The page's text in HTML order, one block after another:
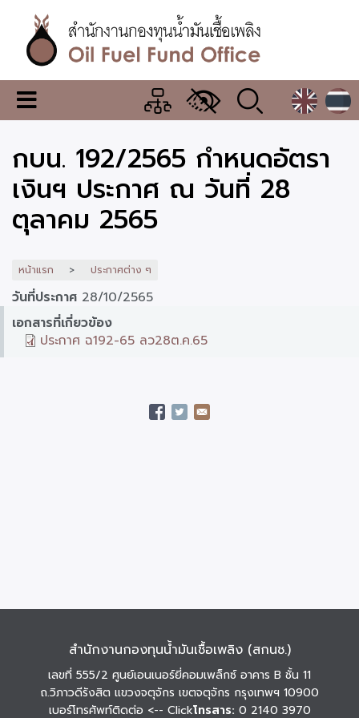
เนื้อหา
หลักสำนักงาน
กองทุน
น้ำมัน
เชื้อ
เพลิง
เมนู
เปลี่ยน
แสดง
ผล
กบน. 192/2565 กำหนดอัตรา
เงินฯ ประกาศ ณ วันที่ 28
ตุลาคม 2565
หน้าแรก ประกาศต่าง ๆ
วันที่ประกาศ 28/10/2565
เอกสารที่เกี่ยวข้อง
ประกาศ ฉ192-65 ลว28ต.ค.65
สำนักงานกองทุนน้ำมันเชื้อเพลิง (สกนช.)
เลขที่ 555/2 ศูนย์เอนเนอร์ยี่คอมเพล็กซ์ อาคาร B ชั้น 11
ถ.วิภาวดีรังสิต แขวงจตุจักร เขตจตุจักร กรุงเทพฯ 10900
เบอร์โทรศัพท์ติดต่อ <-- Clickโทรสาร: 0 2140 3970